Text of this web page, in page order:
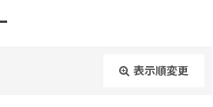
表示順変更